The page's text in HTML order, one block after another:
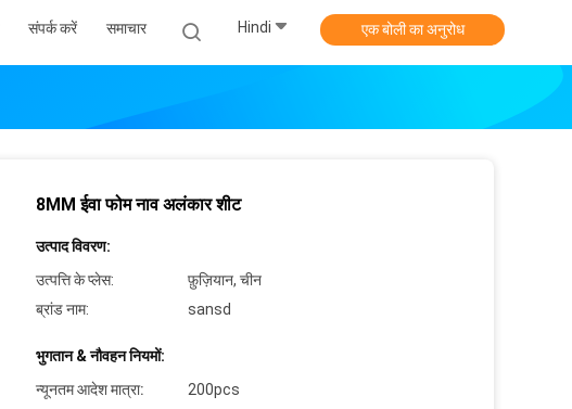
संपर्क करें समाचार Hindi एक बोली का अनुरोध
8MM ईवा फोम नाव अलंकार शीट
उत्पाद विवरण:
उत्पत्ति के प्लेस:
फ़ुज़ियान, चीन
ब्रांड नाम:
sansd
भुगतान & नौवहन नियमों:
न्यूनतम आदेश मात्रा:
200pcs